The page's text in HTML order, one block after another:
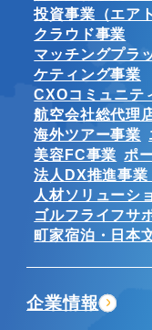
投資事業（エア
クラウド事業
マッチングプラ
ケティング事業
CXOコミュニテ
航空会社総代理
海外ツアー事業
美容FC事業 ポ
法人DX推進事
人材ソリューシ
ゴルフライフサ
町家宿泊・日本
企業情報